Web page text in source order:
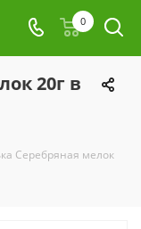
0
20г в
Серебряная мелок